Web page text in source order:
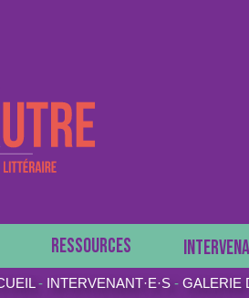
RESSOURCES
- INTERVENANT·E·S - GALERIE